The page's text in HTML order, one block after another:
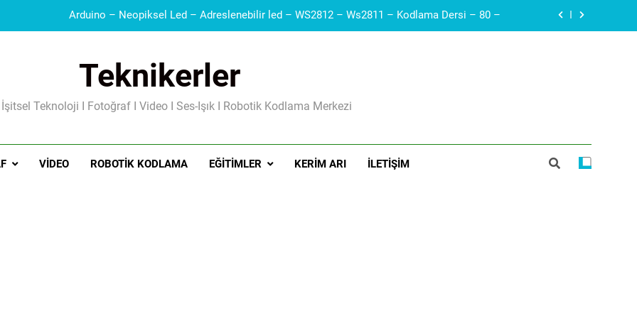
Arduino – Neopiksel Led – Adreslenebilir led – WS2812 – Ws2811 – Kodlama Dersi – 80 –
Güç Kaynakları I Şarj Aleti I Besleme Kartı I Voltaj Regülatörleri Hakkında Herşey
Arduino – Haberleşme protokolleri – i2c – SDA, SCL – Robotik Kodla – 79 –
Teknikerler
Teknoloji I Fotoğraf I Video I Ses-Işık I Robotik Kodlama Merkezi
VIDEO ROBOTIK KODLAMA EĞITIMLER KERIM ARI İLETIŞIM